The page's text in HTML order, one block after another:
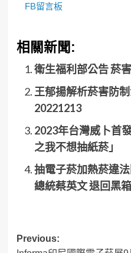
FB留言板
相關新聞:
衛生福利部公告 菸
王郁揚解析菸害防
20221213
2023年台灣威卜首
之我不想抽紙菸」
抽電子菸加熱菸違
總統蔡英文 退回黑
Post
Previous: